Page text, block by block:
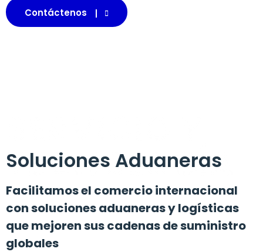
Contáctenos
TECNOLOGÍA
Soluciones Aduaneras
Facilitamos el comercio internacional
con soluciones aduaneras y logísticas
que mejoren sus cadenas de suministro
globales